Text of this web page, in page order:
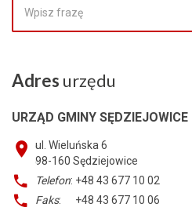
Adres urzędu
URZĄD GMINY SĘDZIEJOWICE
ul. Wieluńska 6
98-160 Sędziejowice
Telefon: +48 43 677 10 02
Faks: +48 43 677 10 06